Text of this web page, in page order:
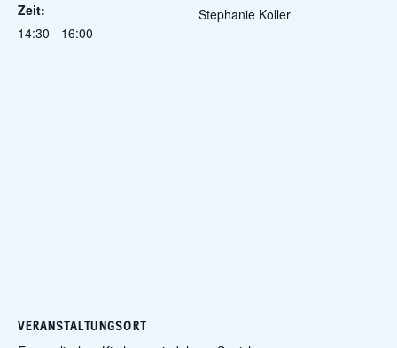
Zeit:
14:30 - 16:00
Stephanie Koller
VERANSTALTUNGSORT